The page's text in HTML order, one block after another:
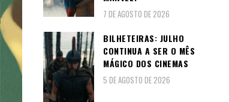
7 DE AGOSTO DE 2026
BILHETEIRAS: JULHO
CONTINUA A SER O MÊS
MÁGICO DOS CINEMAS
5 DE AGOSTO DE 2026